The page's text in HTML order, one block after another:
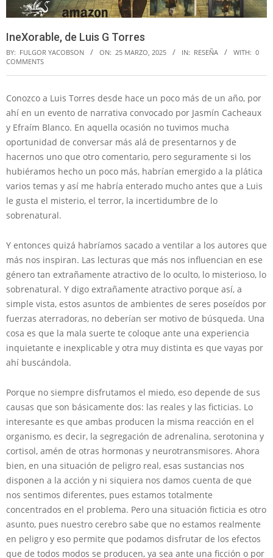
IneXorable, de Luis G Torres
BY: FULGOR YACOBSON ON: 25 MARZO, 2025 IN: RESEÑA WITH: 0
COMMENTS
Conozco a Luis Torres desde hace un poco más de un año, por
ahí en un evento de narrativa convocado por Jasmín Cacheaux
y Efraím Blanco. En aquella ocasión no tuvimos mucha
oportunidad de conversar más alá de presentarnos y de
hacernos uno que otro comentario, pero seguramente si los
hubiéramos hecho un poco más, habrían emergido a la plática
varios temas y así me habría enterado mucho antes que a Luis
le gusta el misterio, el terror, la incertidumbre de lo
sobrenatural.
Y entonces quizá habríamos sacado a ventilar a los autores que
más nos inspiran. Las lecturas que más nos influencian en ese
género tan extrañamente atractivo de lo oculto, lo misterioso, lo
sobrenatural. Y digo extrañamente atractivo porque así, a
simple vista, estos asuntos de ambientes de seres poseídos por
fuerzas aterradoras, no deberían ser motivo de búsqueda. Una
cosa es que la mala suerte te coloque ante una experiencia
inquietante e inexplicable y otra muy distinta es que vayas por
ahí buscándola.
Porque no siempre disfrutamos el miedo, eso depende de sus
causas que son básicamente dos: las reales y las ficticias. Lo
interesante es que ambas producen la misma reacción en el
organismo, es decir, la segregación de adrenalina, serotonina y
cortisol, amén de otras hormonas y neurotransmisores. Ahora
bien, en una situación de peligro real, esas sustancias nos
disponen a la acción y ni siquiera nos damos cuenta de que
nos sentimos diferentes, pues estamos totalmente
concentrados en el problema. Pero una situación ficticia es otro
asunto, pues nuestro cerebro sabe que no estamos realmente
en peligro y eso permite que podamos disfrutar de los efectos
que de todos modos se producen, ya sea ante una ficción o por